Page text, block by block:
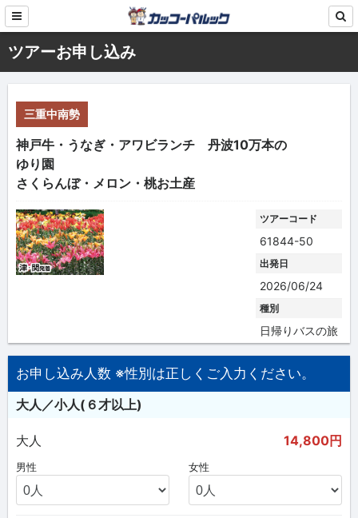
ツアーお申し込み
三重中南勢
神戸牛・うなぎ・アワビランチ 丹波10万本の
ゆり園
さくらんぼ・メロン・桃お土産
ツアーコード
61844-50
出発日
2026/06/24
種別
日帰りバスの旅
お申し込み人数 ※性別は正しくご入力ください。
大人／小人(６才以上)
大人 14,800円
男性 女性